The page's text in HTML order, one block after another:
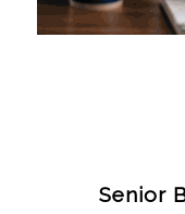
Senior